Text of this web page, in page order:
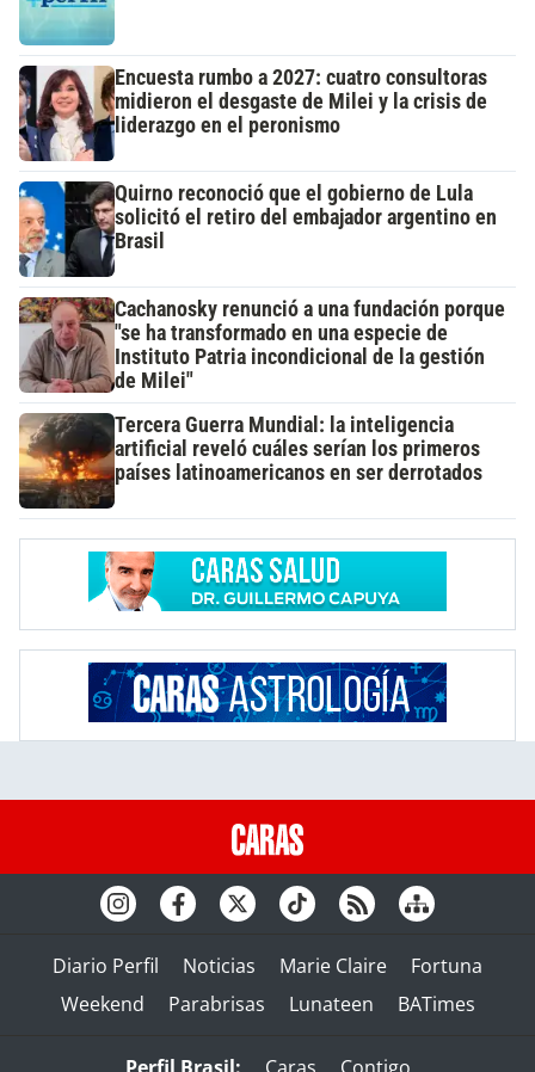
Encuesta rumbo a 2027: cuatro consultoras
midieron el desgaste de Milei y la crisis de
liderazgo en el peronismo
Quirno reconoció que el gobierno de Lula
solicitó el retiro del embajador argentino en
Brasil
Cachanosky renunció a una fundación porque
"se ha transformado en una especie de
Instituto Patria incondicional de la gestión
de Milei"
Tercera Guerra Mundial: la inteligencia
artificial reveló cuáles serían los primeros
países latinoamericanos en ser derrotados
Diario Perfil Noticias Marie Claire
Fortuna
Weekend
Parabrisas Lunateen BATimes